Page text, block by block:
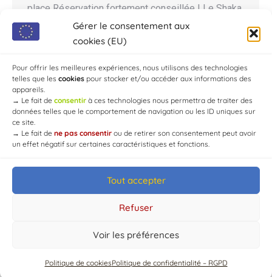
Gérer le consentement aux
cookies (EU)
Pour offrir les meilleures expériences, nous utilisons des technologies
telles que les cookies pour stocker et/ou accéder aux informations des
appareils.
→ Le fait de consentir à ces technologies nous permettra de traiter des
données telles que le comportement de navigation ou les ID uniques sur
ce site.
→ Le fait de ne pas consentir ou de retirer son consentement peut avoir
un effet négatif sur certaines caractéristiques et fonctions.
Tout accepter
Refuser
Voir les préférences
Politique de cookiesPolitique de confidentialité – RGPD
place Réservation fortement conseillée ! Le Shaka
Pub Bar & Grill, ambiance musicale, terrasses
panoramiques. Parking dédié motos ! 📍: 1 route
Chaource, France Tél…
© Mairie de Chaource [2004-2024] | Tous droits réservés.
Developed byWEB3-DESIGN